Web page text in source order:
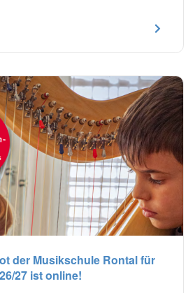
der Musikschule Rontal für
27 ist online!